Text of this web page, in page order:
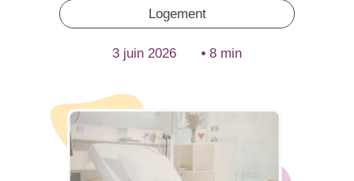
Logement
3 juin 2026 8 min